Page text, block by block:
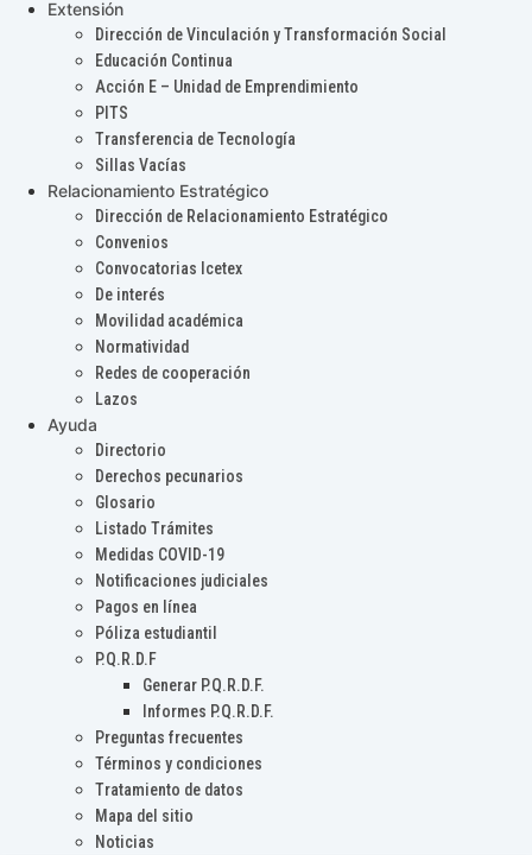
Extensión
Dirección de Vinculación y Transformación Social
Educación Continua
Acción E – Unidad de Emprendimiento
PITS
Transferencia de Tecnología
Sillas Vacías
Relacionamiento Estratégico
Dirección de Relacionamiento Estratégico
Convenios
Convocatorias Icetex
De interés
Movilidad académica
Normatividad
Redes de cooperación
Lazos
Ayuda
Directorio
Derechos pecunarios
Glosario
Listado Trámites
Medidas COVID-19
Notificaciones judiciales
Pagos en línea
Póliza estudiantil
P.Q.R.D.F
Generar P.Q.R.D.F.
Informes P.Q.R.D.F.
Preguntas frecuentes
Términos y condiciones
Tratamiento de datos
Mapa del sitio
Noticias